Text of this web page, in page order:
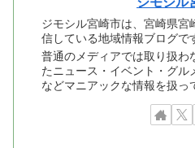
ジモシル宮崎市は、宮崎県宮
信している地域情報ブログで
普通のメディアでは取り扱わ
たニュース・イベント・グル
などマニアックな情報を扱っ